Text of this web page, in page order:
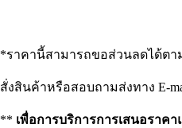
*ราคานี้สามารถขอส่วนลดได้ต
สั่งสินค้าหรือสอบถามส่งทาง E-
** เพื่อการบริการการเสนอราค